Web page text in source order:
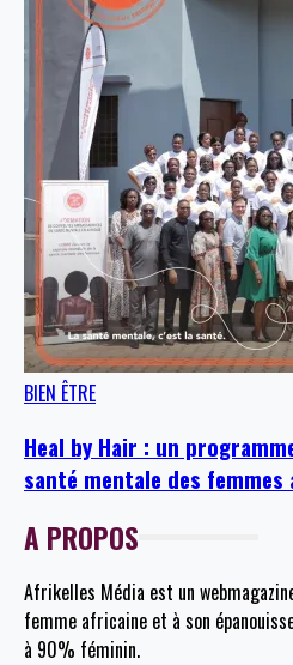
BIEN ÊTRE
Heal by Hair : un
santé mentale des femmes
A PROPOS
Afrikelles Média est un
femme africaine et à son
à 90% féminin.